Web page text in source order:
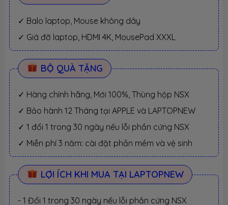
✓ Balo laptop, Mouse không dây
✓ Giá đỡ laptop, HDMI 4K, MousePad XXXL
BỘ QUÀ TẶNG
✓ Hàng chính hãng, Mới 100%, Thùng hộp NSX
✓ Bảo hành 12 Tháng tại APPLE và LAPTOPNEW
✓ 1 đổi 1 trong 30 ngày nếu lỗi phần cứng NSX
✓ Miễn phí 3 năm: cài đặt phần mềm và vệ sinh
LỢI ÍCH KHI MUA TẠI LAPTOPNEW
- 1 Đổi 1 trong 30 ngày nếu lỗi phần cứng NSX